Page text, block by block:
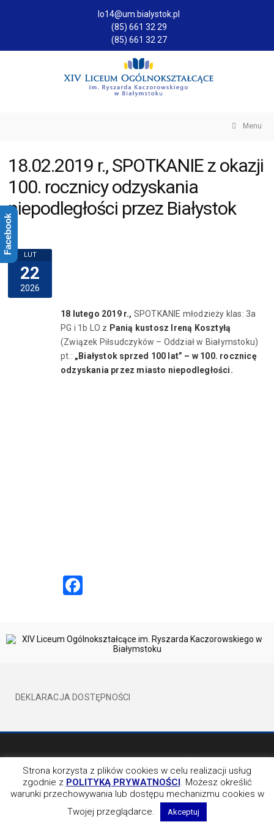
lo14@um.bialystok.pl
(85) 661 32 29
(85) 661 32 27
Menu
18.02.2019 r., SPOTKANIE z okazji
100. rocznicy odzyskania
niepodległości przez Białystok
LUT
22
2026
18 lutego 2019 r., SPOTKANIE młodzieży klas: 3a
PG i 1b LO z Panią kustosz Ireną Kosztyłą
(Związek Piłsudczyków – Oddział w Białymstoku)
pt.: „Białystok sprzed 100 lat” – w 100. rocznicę
odzyskania przez miasto niepodległości.
DEKLARACJA DOSTĘPNOŚCI
OBSERWUJ NAS NA
Strona korzysta z plików cookies w celu realizacji usług
zgodnie z POLITYKĄ PRYWATNOŚCI. Możesz określić
warunki przechowywania lub dostępu mechanizmu cookies w
Twojej przeglądarce.
Akceptuj
Facebook